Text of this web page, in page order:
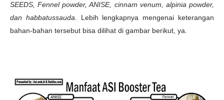
SEEDS, Fennel powder, ANISE, cinnam venum, alpinia powder,
dan habbatussauda . Lebih lengkapnya mengenai keterangan
bahan-bahan tersebut bisa dilihat di gambar berikut, ya.